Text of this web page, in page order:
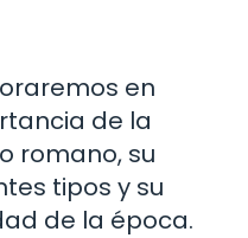
en
de la
romano, su
tipos y su
de la época.